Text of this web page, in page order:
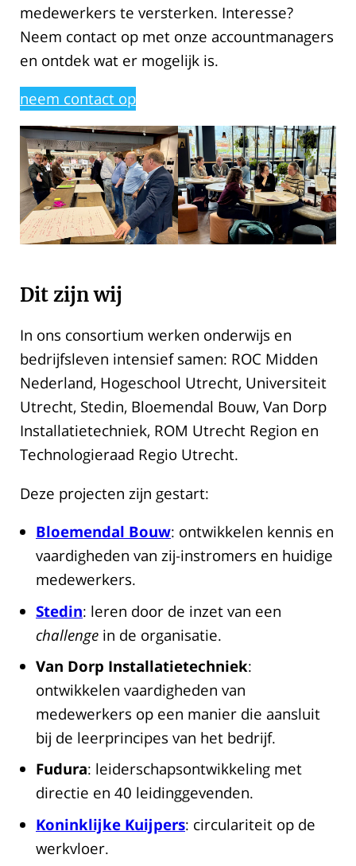
medewerkers te versterken. Interesse?
Neem contact op met onze accountmanagers
en ontdek wat er mogelijk is.
neem contact op
Dit zijn wij
In ons consortium werken onderwijs en
bedrijfsleven intensief samen: ROC Midden
Nederland, Hogeschool Utrecht, Universiteit
Utrecht, Stedin, Bloemendal Bouw, Van Dorp
Installatietechniek, ROM Utrecht Region en
Technologieraad Regio Utrecht.
Deze projecten zijn gestart:
Bloemendal Bouw: ontwikkelen kennis en
vaardigheden van zij-instromers en huidige
medewerkers.
Stedin: leren door de inzet van een
challenge in de organisatie.
Van Dorp Installatietechniek:
ontwikkelen vaardigheden van
medewerkers op een manier die aansluit
bij de leerprincipes van het bedrijf.
Fudura: leiderschapsontwikkeling met
directie en 40 leidinggevenden.
Koninklijke Kuijpers: circulariteit op de
werkvloer.